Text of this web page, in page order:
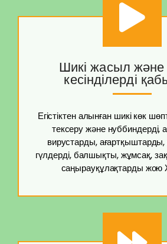
Шикі жасыл және
кесінділерді
Егістіктен алынған шикі көк
тексеру және нуббиндерді,
вирустарды,
гүлдерді, балшықты, жұмсақ,
саңырауқұлақтарды жою